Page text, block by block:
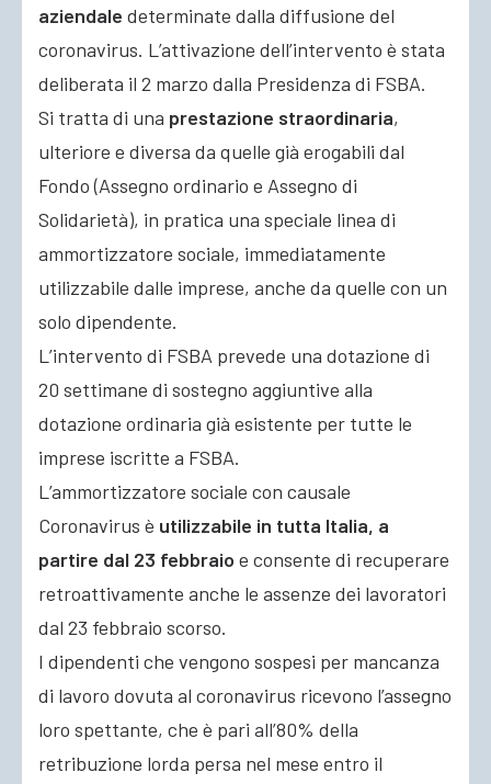
aziendale determinate dalla diffusione del
coronavirus. L’attivazione dell’intervento è stata
deliberata il 2 marzo dalla Presidenza di FSBA.
Si tratta di una prestazione straordinaria,
ulteriore e diversa da quelle già erogabili dal
Fondo (Assegno ordinario e Assegno di
Solidarietà), in pratica una speciale linea di
ammortizzatore sociale, immediatamente
utilizzabile dalle imprese, anche da quelle con un
solo dipendente.
L’intervento di FSBA prevede una dotazione di
20 settimane di sostegno aggiuntive alla
dotazione ordinaria già esistente per tutte le
imprese iscritte a FSBA.
L’ammortizzatore sociale con causale
Coronavirus è utilizzabile in tutta Italia, a
partire dal 23 febbraio e consente di recuperare
retroattivamente anche le assenze dei lavoratori
dal 23 febbraio scorso.
I dipendenti che vengono sospesi per mancanza
di lavoro dovuta al coronavirus ricevono l’assegno
loro spettante, che è pari all’80% della
retribuzione lorda persa nel mese entro il